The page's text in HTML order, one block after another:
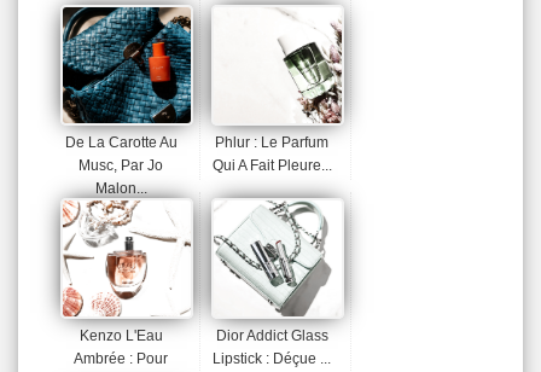
De La Carotte Au
Musc, Par Jo
Malon...
Phlur : Le Parfum
Qui A Fait Pleure...
Kenzo L'Eau
Ambrée : Pour
Dior Addict Glass
Lipstick : Déçue ...